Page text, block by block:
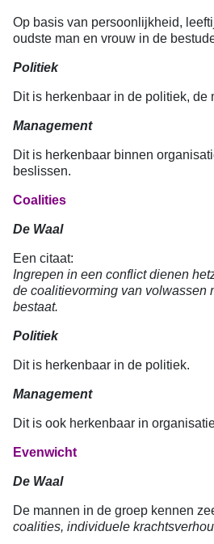
Op basis van persoonlijkheid,
oudste man en vrouw in de
Politiek
Dit is herkenbaar in de politiek,
Management
Dit is herkenbaar binnen
beslissen.
Coalities
De Waal
Een citaat:
Ingrepen in een conflict dienen
de coalitievorming van volwassen
bestaat.
Politiek
Dit is herkenbaar in de politiek.
Management
Dit is ook herkenbaar in
Evenwicht
De Waal
De mannen in de groep kennen
coalities, individuele